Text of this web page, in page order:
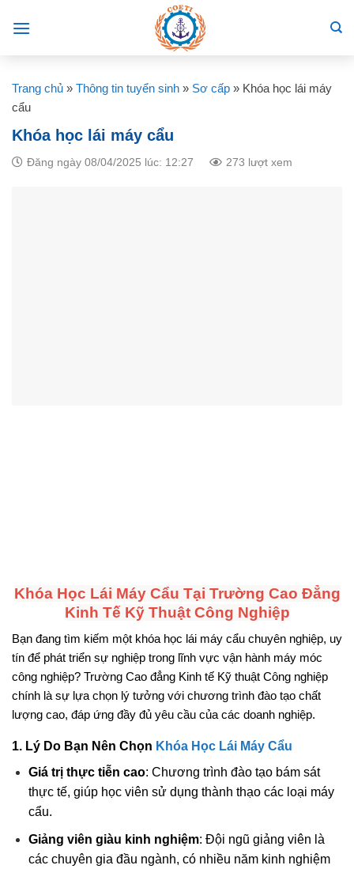
Trang chủ » Thông tin tuyển sinh » Sơ cấp » Khóa học lái máy
cẩu
Khóa học lái máy cẩu
Đăng ngày 08/04/2025 lúc: 12:27 273 lượt xem
Khóa Học Lái Máy Cẩu Tại Trường Cao Đẳng
Kinh Tế Kỹ Thuật Công Nghiệp
Bạn đang tìm kiếm một khóa học lái máy cẩu chuyên nghiệp, uy
tín để phát triển sự nghiệp trong lĩnh vực vận hành máy móc
công nghiệp? Trường Cao đẳng Kinh tế Kỹ thuật Công nghiệp
chính là sự lựa chọn lý tưởng với chương trình đào tạo chất
lượng cao, đáp ứng đầy đủ yêu cầu của các doanh nghiệp.
1. Lý Do Bạn Nên Chọn Khóa Học Lái Máy Cẩu
Giá trị thực tiễn cao: Chương trình đào tạo bám sát
thực tế, giúp học viên sử dụng thành thạo các loại máy
cẩu.
Giảng viên giàu kinh nghiệm: Đội ngũ giảng viên là
các chuyên gia đầu ngành, có nhiều năm kinh nghiệm